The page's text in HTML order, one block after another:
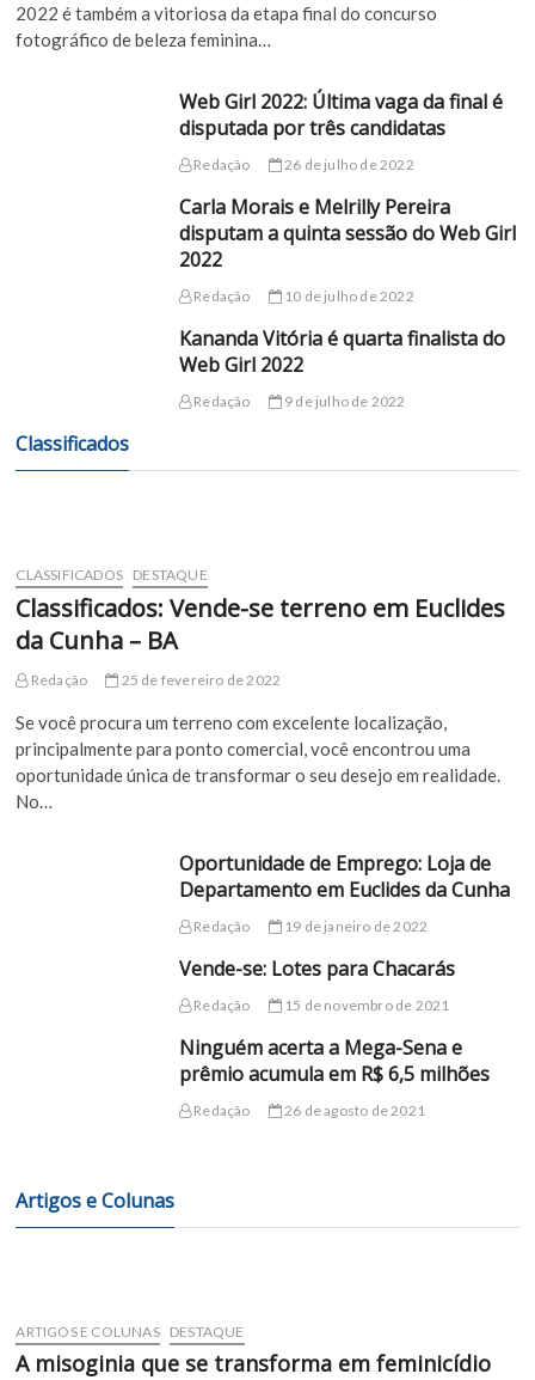
2022 é também a vitoriosa da etapa final do concurso
fotográfico de beleza feminina…
Web Girl 2022: Última vaga da final é
disputada por três candidatas
Redação 26 de julho de 2022
Carla Morais e Melrilly Pereira
disputam a quinta sessão do Web Girl
2022
Redação 10 de julho de 2022
Kananda Vitória é quarta finalista do
Web Girl 2022
Redação 9 de julho de 2022
Classificados
CLASSIFICADOS DESTAQUE
Classificados: Vende-se terreno em Euclides
da Cunha – BA
Redação 25 de fevereiro de 2022
Se você procura um terreno com excelente localização,
principalmente para ponto comercial, você encontrou uma
oportunidade única de transformar o seu desejo em realidade.
No…
Oportunidade de Emprego: Loja de
Departamento em Euclides da Cunha
Redação 19 de janeiro de 2022
Vende-se: Lotes para Chacarás
Redação 15 de novembro de 2021
Ninguém acerta a Mega-Sena e
prêmio acumula em R$ 6,5 milhões
Redação 26 de agosto de 2021
Artigos e Colunas
ARTIGOS E COLUNAS DESTAQUE
A misoginia que se transforma em feminicídio